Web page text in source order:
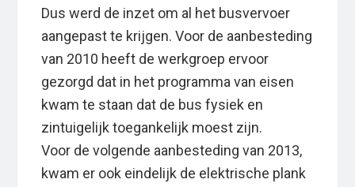
Dus werd de inzet om al het busvervoer
aangepast te krijgen. Voor de aanbesteding
van 2010 heeft de werkgroep ervoor
gezorgd dat in het programma van eisen
kwam te staan dat de bus fysiek en
zintuigelijk toegankelijk moest zijn.
Voor de volgende aanbesteding van 2013,
kwam er ook eindelijk de elektrische plank